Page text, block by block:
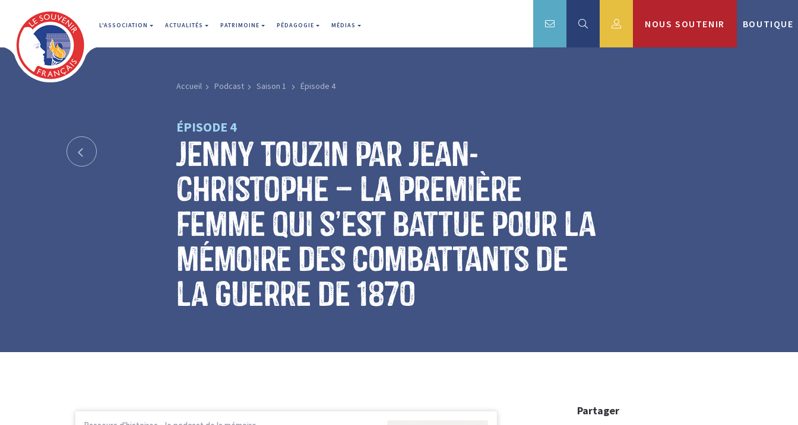
L'ASSOCIATION ACTUALITÉS PATRIMOINE PÉDAGOGIE MÉDIAS NOUS SOUTENIR BOUTIQUE
Accueil Podcast Saison 1 Épisode 4
ÉPISODE 4
Jenny Touzin par Jean-
Christophe – la première
femme qui s’est battue pour la
mémoire des combattants de
la guerre de 1870
Partager